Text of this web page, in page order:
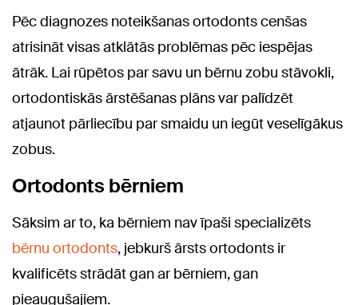
Pēc diagnozes noteikšanas ortodonts cenšas
atrisināt visas atklātās problēmas pēc iespējas
ātrāk. Lai rūpētos par savu un bērnu zobu stāvokli,
ortodontiskās ārstēšanas plāns var palīdzēt
atjaunot pārliecību par smaidu un iegūt veselīgākus
zobus.
Ortodonts bērniem
Sāksim ar to, ka bērniem nav īpaši specializēts
bērnu ortodonts, jebkurš ārsts ortodonts ir
kvalificēts strādāt gan ar bērniem, gan
pieaugušajiem.